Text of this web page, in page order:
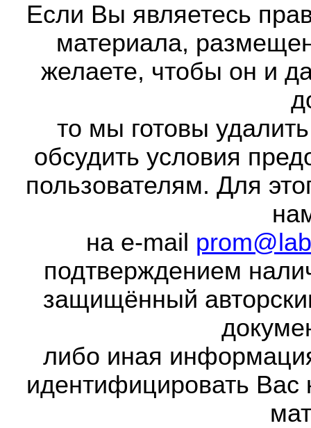
Если Вы являетесь
материала,
желаете, чтобы он и
то мы готовы
обсудить условия
пользователям. Для
на e-mail
подтверждением
защищённый
либо иная
идентифицировать Вас